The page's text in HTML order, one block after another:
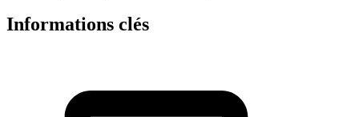
Informations clés